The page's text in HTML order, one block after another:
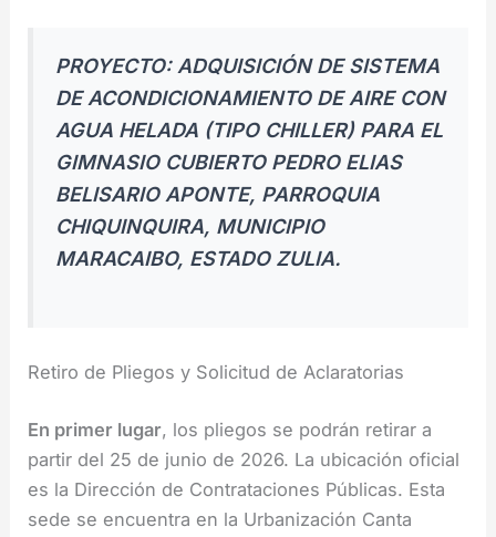
PROYECTO: ADQUISICIÓN DE SISTEMA
DE ACONDICIONAMIENTO DE AIRE CON
AGUA HELADA (TIPO CHILLER) PARA EL
GIMNASIO CUBIERTO PEDRO ELIAS
BELISARIO APONTE, PARROQUIA
CHIQUINQUIRA, MUNICIPIO
MARACAIBO, ESTADO ZULIA.
Retiro de Pliegos y Solicitud de Aclaratorias
En primer lugar, los pliegos se podrán retirar a
partir del 25 de junio de 2026. La ubicación oficial
es la Dirección de Contrataciones Públicas. Esta
sede se encuentra en la Urbanización Canta